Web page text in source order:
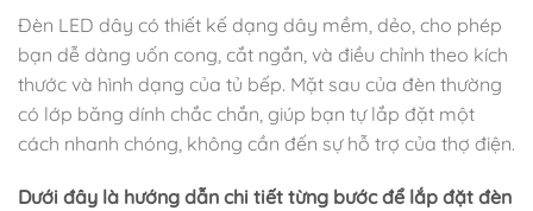
Đèn LED dây có thiết kế dạng dây mềm, dẻo, cho phép
bạn dễ dàng uốn cong, cắt ngắn, và điều chỉnh theo kích
thước và hình dạng của tủ bếp. Mặt sau của đèn thường
có lớp băng dính chắc chắn, giúp bạn tự lắp đặt một
cách nhanh chóng, không cần đến sự hỗ trợ của thợ điện.
Dưới đây là hướng dẫn chi tiết từng bước để lắp đặt đèn